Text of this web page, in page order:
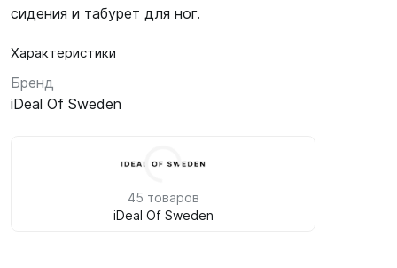
сидения и табурет для ног.
Характеристики
Бренд
iDeal Of Sweden
45 товаров
iDeal Of Sweden